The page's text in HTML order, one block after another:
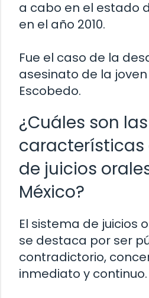
a cabo en el estado
en el año 2010.
Fue el caso de la
asesinato de la
Escobedo.
¿Cuáles son
características
de juicios
México?
El sistema de juicios
se destaca por ser
contradictorio,
inmediato y continuo.